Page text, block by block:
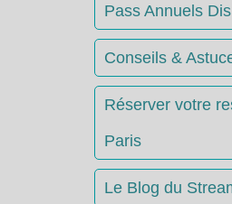
Pass Annuels
Conseils &
Réserver votre
Paris
Le Blog du